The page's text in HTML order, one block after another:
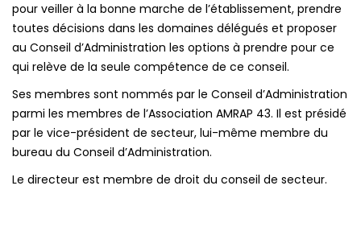
pour veiller à la bonne marche de l’établissement, prendre
toutes décisions dans les domaines délégués et proposer
au Conseil d’Administration les options à prendre pour ce
qui relève de la seule compétence de ce conseil.
Ses membres sont nommés par le Conseil d’Administration
parmi les membres de l’Association AMRAP 43. Il est présidé
par le vice-président de secteur, lui-même membre du
bureau du Conseil d’Administration.
Le directeur est membre de droit du conseil de secteur.